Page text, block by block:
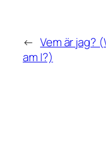
← Vem är jag?
am I?)